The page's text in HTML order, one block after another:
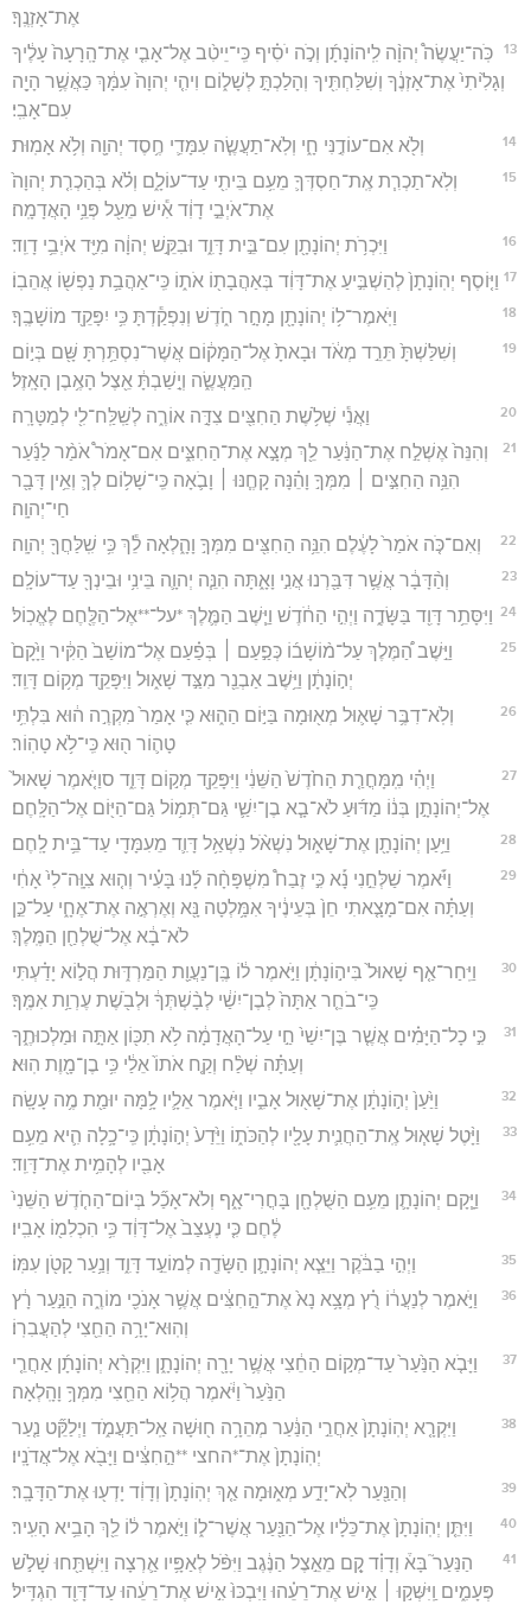
אֶת־אָזְנֶֽךָ׃
13
כֹּֽה־יַעֲשֶׂה֩ יְהוָ֨ה לִֽיהוֹנָתָ֜ן וְכֹ֣ה יֹסִ֗יף כִּֽי־יֵיטִ֨ב אֶל־אָבִ֤י אֶת־הָֽרָעָה֙ עָלֶ֔יךָ
וְגָלִ֙יתִי֙ אֶת־אָזְנֶ֔ךָ וְשִׁלַּחְתִּ֖יךָ וְהָלַכְתָּ֣ לְשָׁל֑וֹם וִיהִ֤י יְהוָה֙ עִמָּ֔ךְ כַּאֲשֶׁ֥ר הָיָ֖ה
עִם־אָבִֽי׃
14 וְלֹ֖א אִם־עוֹדֶ֣נִּי חָ֑י וְלֹֽא־תַעֲשֶׂ֧ה עִמָּדִ֛י חֶ֥סֶד יְהוָ֖ה וְלֹ֥א אָמֽוּת׃
15
וְלֹֽא־תַכְרִ֧ת אֶֽת־חַסְדְּךָ֛ מֵעִ֥ם בֵּיתִ֖י עַד־עוֹלָ֑ם וְלֹ֗א בְּהַכְרִ֤ת יְהוָה֙
אֶת־אֹיְבֵ֣י דָוִ֔ד אִ֕ישׁ מֵעַ֖ל פְּנֵ֥י הָאֲדָמָֽה׃
16 וַיִּכְרֹ֥ת יְהוֹנָתָ֖ן עִם־בֵּ֣ית דָּוִ֑ד וּבִקֵּ֣שׁ יְהוָ֔ה מִיַּ֖ד אֹיְבֵ֥י דָוִֽד׃
17 וַיּ֤וֹסֶף יְהֽוֹנָתָן֙ לְהַשְׁבִּ֣יעַ אֶת־דָּוִ֔ד בְּאַהֲבָת֖וֹ אֹת֑וֹ כִּֽי־אַהֲבַ֥ת נַפְשׁ֖וֹ אֲהֵבֽוֹ׃
18 וַיֹּֽאמֶר־ל֥וֹ יְהוֹנָתָ֖ן מָחָ֣ר חֹ֑דֶשׁ וְנִפְקַ֕דְתָּ כִּ֥י יִפָּקֵ֖ד מוֹשָׁבֶֽךָ׃
19
וְשִׁלַּשְׁתָּ֙ תֵּרֵ֣ד מְאֹ֔ד וּבָאתָ֙ אֶל־הַמָּק֔וֹם אֲשֶׁר־נִסְתַּ֥רְתָּ שָּׁ֖ם בְּי֣וֹם
הַֽמַּעֲשֶׂ֑ה וְיָ֣שַׁבְתָּ֔ אֵ֖צֶל הָאֶ֥בֶן הָאָֽזֶל׃
20 וַאֲנִ֕י שְׁלֹ֥שֶׁת הַחִצִּ֖ים צִדָּ֣ה אוֹרֶ֑ה לְשַֽׁלַּֽח־לִ֖י לְמַטָּרָֽה׃
21
וְהִנֵּה֙ אֶשְׁלַ֣ח אֶת־הַנַּ֔עַר לֵ֖ךְ מְצָ֣א אֶת־הַחִצִּ֑ים אִם־אָמֹר֩ אֹמַ֨ר לַנַּ֜עַר
הִנֵּ֥ה הַחִצִּ֣ים ׀ מִמְּךָ֣ וָהֵ֗נָּה קָחֶ֧נּוּ ׀ וָבֹ֛אָה כִּֽי־שָׁל֥וֹם לְךָ֛ וְאֵ֥ין דָּבָ֖ר
חַי־יְהוָֽה׃
22 וְאִם־כֹּ֤ה אֹמַר֙ לָעֶ֔לֶם הִנֵּ֥ה הַחִצִּ֖ים מִמְּךָ֣ וָהָ֑לְאָה לֵ֕ךְ כִּ֥י שִֽׁלַּחֲךָ֖ יְהוָֽה׃
23 וְהַ֨דָּבָ֔ר אֲשֶׁ֥ר דִּבַּ֖רְנוּ אֲנִ֣י וָאָ֑תָּה הִנֵּ֧ה יְהוָ֛ה בֵּינִ֥י וּבֵינְךָ֖ עַד־עוֹלָֽם׃
24 וַיִּסָּתֵ֥ר דָּוִ֖ד בַּשָּׂדֶ֑ה וַיְהִ֣י הַחֹ֔דֶשׁ וַיֵּ֧שֶׁב הַמֶּ֛לֶךְ *על־**אֶל־הַלֶּ֖חֶם לֶאֱכֽוֹל׃
25
וַיֵּ֣שֶׁב הַ֠מֶּלֶךְ עַל־מ֨וֹשָׁב֜וֹ כְּפַ֣עַם ׀ בְּפַ֗עַם אֶל־מוֹשַׁב֙ הַקִּ֔יר וַיָּ֙קָם֙
יְה֣וֹנָתָ֔ן וַיֵּ֥שֶׁב אַבְנֵ֖ר מִצַּ֣ד שָׁא֑וּל וַיִּפָּקֵ֖ד מְק֥וֹם דָּוִֽד׃
26
וְלֹֽא־דִבֶּ֥ר שָׁא֛וּל מְא֖וּמָה בַּיּ֣וֹם הַה֑וּא כִּ֤י אָמַר֙ מִקְרֶ֣ה ה֔וּא בִּלְתִּ֥י
טָה֛וֹר ה֖וּא כִּֽי־לֹ֥א טָהֽוֹר׃
27
וַיְהִ֗י מִֽמָּחֳרַ֤ת הַחֹ֙דֶשׁ֙ הַשֵּׁנִ֔י וַיִּפָּקֵ֖ד מְק֣וֹם דָּוִ֑ד סוַיֹּ֤אמֶר שָׁאוּל֙
אֶל־יְהוֹנָתָ֣ן בְּנ֔וֹ מַדּ֜וּעַ לֹא־בָ֧א בֶן־יִשַׁ֛י גַּם־תְּמ֥וֹל גַּם־הַיּ֖וֹם אֶל־הַלָּֽחֶם׃
28 וַיַּ֥עַן יְהוֹנָתָ֖ן אֶת־שָׁא֑וּל נִשְׁאֹ֨ל נִשְׁאַ֥ל דָּוִ֛ד מֵעִמָּדִ֖י עַד־בֵּ֥ית לָֽחֶם׃
29
וַיֹּ֡אמֶר שַׁלְּחֵ֣נִי נָ֡א כִּ֣י זֶבַח֩ מִשְׁפָּחָ֨ה לָ֜נוּ בָּעִ֗יר וְה֤וּא צִוָּֽה־לִי֙ אָחִ֔י
וְעַתָּ֗ה אִם־מָצָ֤אתִי חֵן֙ בְּעֵינֶ֔יךָ אִמָּ֥לְטָה נָּ֖א וְאֶרְאֶ֣ה אֶת־אֶחָ֑י עַל־כֵּ֣ן
לֹא־בָ֔א אֶל־שֻׁלְחַ֖ן הַמֶּֽלֶךְ׃
30
וַיִּֽחַר־אַ֤ף שָׁאוּל֙ בִּיה֣וֹנָתָ֔ן וַיֹּ֣אמֶר ל֔וֹ בֶּֽן־נַעֲוַ֖ת הַמַּרְדּ֑וּת הֲל֣וֹא יָדַ֗עְתִּי
כִּֽי־בֹחֵ֤ר אַתָּה֙ לְבֶן־יִשַׁ֔י לְבָ֨שְׁתְּךָ֔ וּלְבֹ֖שֶׁת עֶרְוַ֥ת אִמֶּֽךָ׃
31
כִּ֣י כָל־הַיָּמִ֗ים אֲשֶׁ֤ר בֶּן־יִשַׁי֙ חַ֣י עַל־הָאֲדָמָ֔ה לֹ֥א תִכּ֖וֹן אַתָּ֣ה וּמַלְכוּתֶ֑ךָ
וְעַתָּ֗ה שְׁלַ֨ח וְקַ֤ח אֹתוֹ֙ אֵלַ֔י כִּ֥י בֶן־מָ֖וֶת הֽוּא׃
32 וַיַּ֙עַן֙ יְה֣וֹנָתָ֔ן אֶת־שָׁא֖וּל אָבִ֑יו וַיֹּ֧אמֶר אֵלָ֛יו לָ֥מָּה יוּמַ֖ת מֶ֥ה עָשָֽׂה׃
33
וַיָּ֨טֶל שָׁא֧וּל אֶֽת־הַחֲנִ֛ית עָלָ֖יו לְהַכֹּת֑וֹ וַיֵּ֙דַע֙ יְה֣וֹנָתָ֔ן כִּֽי־כָ֥לָה הִ֛יא מֵעִ֥ם
אָבִ֖יו לְהָמִ֥ית אֶת־דָּוִֽד׃
34
וַיָּ֧קָם יְהוֹנָתָ֛ן מֵעִ֥ם הַשֻּׁלְחָ֖ן בָּחֳרִי־אָ֑ף וְלֹא־אָכַ֞ל בְּיוֹם־הַחֹ֤דֶשׁ הַשֵּׁנִי֙
לֶ֔חֶם כִּ֤י נֶעְצַב֙ אֶל־דָּוִ֔ד כִּ֥י הִכְלִמ֖וֹ אָבִֽיו׃
35 וַיְהִ֣י בַבֹּ֔קֶר וַיֵּצֵ֧א יְהוֹנָתָ֛ן הַשָּׂדֶ֖ה לְמוֹעֵ֣ד דָּוִ֑ד וְנַ֥עַר קָטֹ֖ן עִמּֽוֹ׃
36
וַיֹּ֣אמֶר לְנַעֲר֔וֹ רֻ֗ץ מְצָ֥א נָא֙ אֶת־הַ֣חִצִּ֔ים אֲשֶׁ֥ר אָנֹכִ֖י מוֹרֶ֑ה הַנַּ֣עַר רָ֔ץ
וְהֽוּא־יָרָ֥ה הַחֵ֖צִי לְהַעֲבִרֽוֹ׃
37
וַיָּבֹ֤א הַנַּ֙עַר֙ עַד־מְק֣וֹם הַחֵ֔צִי אֲשֶׁ֥ר יָרָ֖ה יְהוֹנָתָ֑ן וַיִּקְרָ֨א יְהוֹנָתָ֜ן אַחֲרֵ֤י
הַנַּ֙עַר֙ וַיֹּ֔אמֶר הֲל֥וֹא הַחֵ֖צִי מִמְּךָ֥ וָהָֽלְאָה׃
38
וַיִּקְרָ֤א יְהֽוֹנָתָן֙ אַחֲרֵ֣י הַנַּ֔עַר מְהֵרָ֥ה ח֖וּשָׁה אַֽל־תַּעֲמֹ֑ד וַיְלַקֵּ֞ט נַ֤עַר
יְהֽוֹנָתָן֙ אֶת־*החצי **הַ֣חִצִּ֔ים וַיָּבֹ֖א אֶל־אֲדֹנָֽיו׃
39 וְהַנַּ֖עַר לֹֽא־יָדַ֣ע מְא֑וּמָה אַ֤ךְ יְהֽוֹנָתָן֙ וְדָוִ֔ד יָדְע֖וּ אֶת־הַדָּבָֽר׃
40 וַיִּתֵּ֤ן יְהֽוֹנָתָן֙ אֶת־כֵּלָ֔יו אֶל־הַנַּ֖עַר אֲשֶׁר־ל֑וֹ וַיֹּ֣אמֶר ל֔וֹ לֵ֖ךְ הָבֵ֥יא הָעִֽיר׃
41
הַנַּעַר֮ בָּא֒ וְדָוִ֗ד קָ֚ם מֵאֵ֣צֶל הַנֶּ֔גֶב וַיִּפֹּ֨ל לְאַפָּ֥יו אַ֛רְצָה וַיִּשְׁתַּ֖חוּ שָׁלֹ֣שׁ
פְּעָמִ֑ים וַֽיִּשְּׁק֣וּ ׀ אִ֣ישׁ אֶת־רֵעֵ֗הוּ וַיִּבְכּוּ֙ אִ֣ישׁ אֶת־רֵעֵ֔הוּ עַד־דָּוִ֖ד הִגְדִּֽיל׃